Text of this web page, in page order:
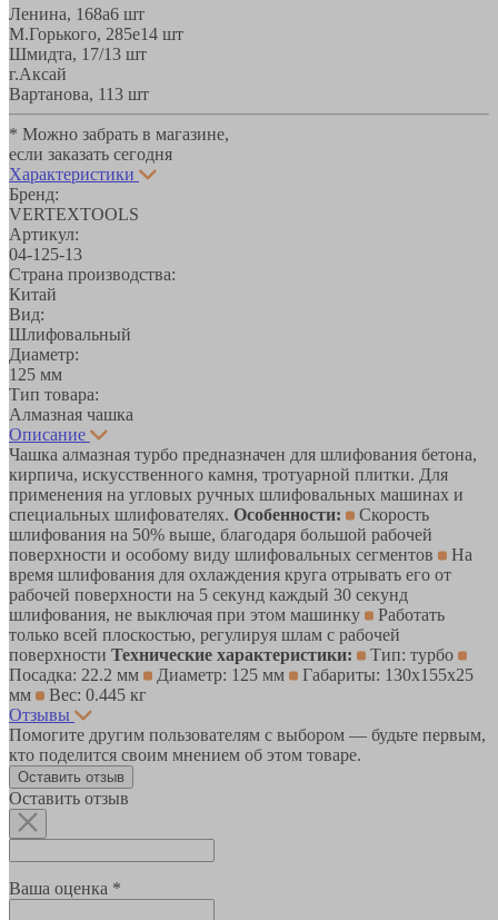
Ленина, 168а6 шт
М.Горького, 285е14 шт
Шмидта, 17/13 шт
г.Аксай
Вартанова, 113 шт
* Можно забрать в магазине,
если заказать сегодня
Характеристики
Бренд:
VERTEXTOOLS
Артикул:
04-125-13
Страна производства:
Китай
Вид:
Шлифовальный
Диаметр:
125 мм
Тип товара:
Алмазная чашка
Описание
Чашка алмазная турбо предназначен для шлифования бетона,
кирпича, искусственного камня, тротуарной плитки. Для
применения на угловых ручных шлифовальных машинах и
специальных шлифователях. Особенности:
Скорость
шлифования на 50% выше, благодаря большой рабочей
поверхности и особому виду шлифовальных сегментов
На
время шлифования для охлаждения круга отрывать его от
рабочей поверхности на 5 секунд каждый 30 секунд
шлифования, не выключая при этом машинку
Работать
только всей плоскостью, регулируя шлам с рабочей
поверхности Технические характеристики:
Тип: турбо
Посадка: 22.2 мм
Диаметр: 125 мм
Габариты: 130х155х25
мм
Вес: 0.445 кг
Отзывы
Помогите другим пользователям с выбором — будьте первым,
кто поделится своим мнением об этом товаре.
Оставить отзыв
Оставить отзыв
Ваша оценка *